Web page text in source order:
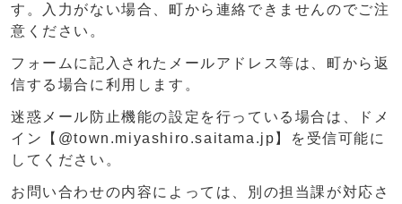
す。入力がない場合、町から連絡できませんのでご注
意ください。
フォームに記入されたメールアドレス等は、町から返
信する場合に利用します。
迷惑メール防止機能の設定を行っている場合は、ドメ
イン【@town.miyashiro.saitama.jp】を受信可能に
してください。
お問い合わせの内容によっては、別の担当課が対応さ